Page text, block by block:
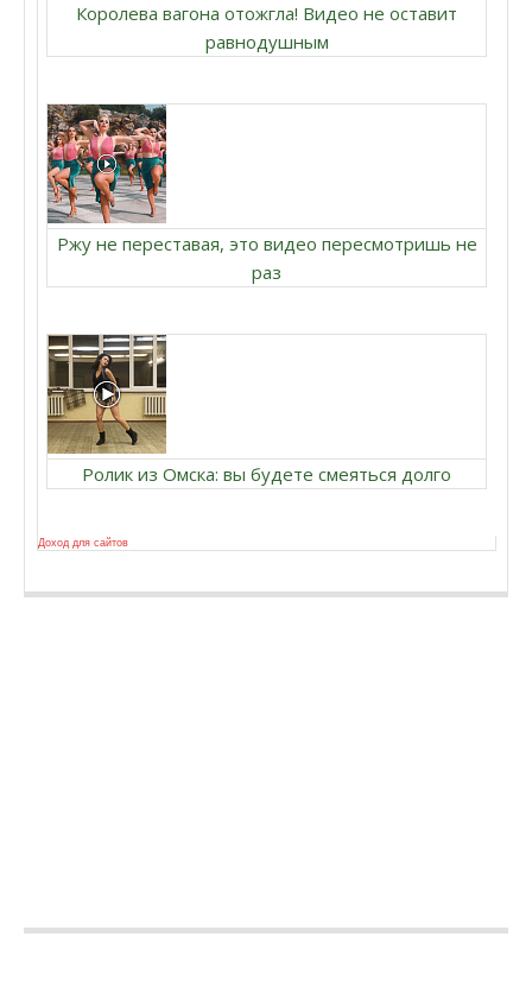
Королева вагона отожгла! Видео не оставит
равнодушным
Ржу не переставая, это видео пересмотришь не
раз
Ролик из Омска: вы будете смеяться долго
Доход для сайтов